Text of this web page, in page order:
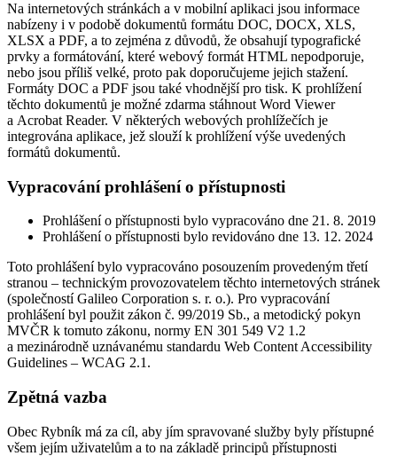
Na internetových stránkách a v mobilní aplikaci jsou informace
nabízeny i v podobě dokumentů formátu DOC, DOCX, XLS,
XLSX a PDF, a to zejména z důvodů, že obsahují typografické
prvky a formátování, které webový formát HTML nepodporuje,
nebo jsou příliš velké, proto pak doporučujeme jejich stažení.
Formáty DOC a PDF jsou také vhodnější pro tisk. K prohlížení
těchto dokumentů je možné zdarma stáhnout Word Viewer
a Acrobat Reader. V některých webových prohlížečích je
integrována aplikace, jež slouží k prohlížení výše uvedených
formátů dokumentů.
Vypracování prohlášení o přístupnosti
Prohlášení o přístupnosti bylo vypracováno dne 21. 8. 2019
Prohlášení o přístupnosti bylo revidováno dne 13. 12. 2024
Toto prohlášení bylo vypracováno posouzením provedeným třetí
stranou – technickým provozovatelem těchto internetových stránek
(společností Galileo Corporation s. r. o.). Pro vypracování
prohlášení byl použit zákon č. 99/2019 Sb., a metodický pokyn
MVČR k tomuto zákonu, normy EN 301 549 V2 1.2
a mezinárodně uznávanému standardu Web Content Accessibility
Guidelines – WCAG 2.1.
Zpětná vazba
Obec Rybník má za cíl, aby jím spravované služby byly přístupné
všem jejím uživatelům a to na základě principů přístupnosti